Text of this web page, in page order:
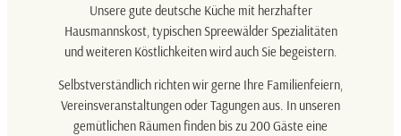
Unsere gute deutsche Küche mit herzhafter
Hausmannskost, typischen Spreewälder Spezialitäten
und weiteren Köstlichkeiten wird auch Sie begeistern.
Selbstverständlich richten wir gerne Ihre Familienfeiern,
Vereinsveranstaltungen oder Tagungen aus. In unseren
gemütlichen Räumen finden bis zu 200 Gäste eine